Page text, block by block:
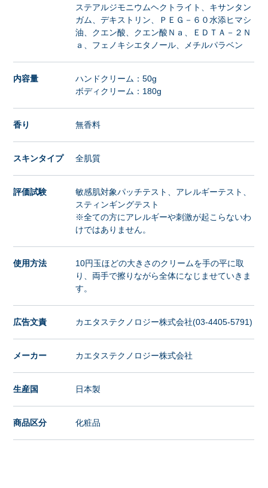
ステアルジモニウムヘクトライト、キサンタン
ガム、デキストリン、ＰＥＧ－６０水添ヒマシ
油、クエン酸、クエン酸Ｎａ、ＥＤＴＡ－２Ｎ
ａ、フェノキシエタノール、メチルパラベン
内容量
ハンドクリーム：50g
ボディクリーム：180g
香り 無香料
スキンタイプ 全肌質
評価試験
敏感肌対象パッチテスト、アレルギーテスト、
スティンギングテスト
※全ての方にアレルギーや刺激が起こらないわ
けではありません。
使用方法
10円玉ほどの大きさのクリームを手の平に取
り、両手で擦りながら全体になじませていきま
す。
広告文責 カエタステクノロジー株式会社(03-4405-5791)
メーカー カエタステクノロジー株式会社
生産国 日本製
商品区分 化粧品